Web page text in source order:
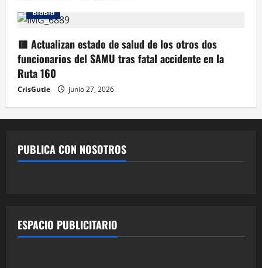
BioBio
🟥 Actualizan estado de salud de los otros dos
funcionarios del SAMU tras fatal accidente en la
Ruta 160
CrisGutie junio 27, 2026
PUBLICA CON NOSOTROS
ESPACIO PUBLICITARIO